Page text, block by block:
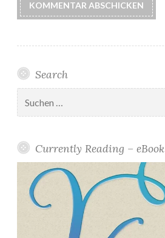
Search
nach:
Currently Reading – eBook